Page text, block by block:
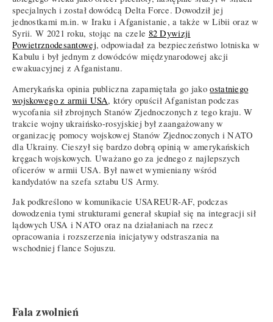
specjalnych i został dowódcą Delta Force. Dowodził jej
jednostkami m.in. w Iraku i Afganistanie, a także w Libii oraz w
Syrii. W 2021 roku, stojąc na czele 82 Dywizji
Powietrznodesantowej, odpowiadał za bezpieczeństwo lotniska w
Kabulu i był jednym z dowódców międzynarodowej akcji
ewakuacyjnej z Afganistanu.
Amerykańska opinia publiczna zapamiętała go jakoostatniego
wojskowego z armii USA, który opuścił Afganistan podczas
wycofania sił zbrojnych Stanów Zjednoczonych z tego kraju. W
trakcie wojny ukraińsko-rosyjskiej był zaangażowany w
organizację pomocy wojskowej Stanów Zjednoczonych i NATO
dla Ukrainy. Cieszył się bardzo dobrą opinią w amerykańskich
kręgach wojskowych. Uważano go za jednego z najlepszych
oficerów w armii USA. Był nawet wymieniany wśród
kandydatów na szefa sztabu US Army.
Jak podkreślono w komunikacie USAREUR-AF, podczas
dowodzenia tymi strukturami generał skupiał się na integracji sił
lądowych USA i NATO oraz na działaniach na rzecz
opracowania i rozszerzenia inicjatywy odstraszania na
wschodniej flance Sojuszu.
Fala zwolnień